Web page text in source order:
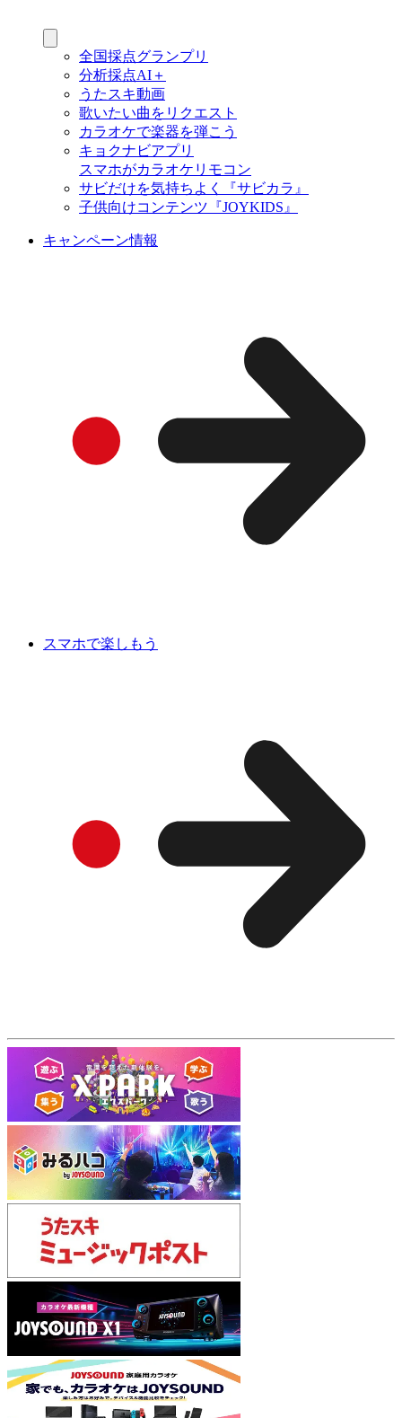
全国採点グランプリ
分析採点AI＋
うたスキ動画
歌いたい曲をリクエスト
カラオケで楽器を弾こう
キョクナビアプリ
スマホがカラオケリモコン
サビだけを気持ちよく『サビカラ』
子供向けコンテンツ『JOYKIDS』
キャンペーン情報
スマホで楽しもう